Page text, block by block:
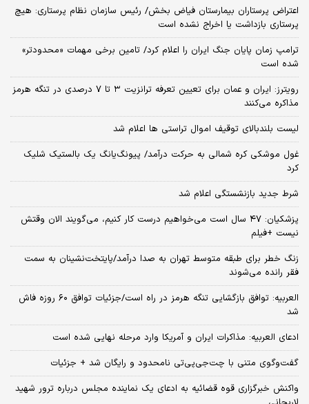
اعتراض پرستاران بیمارستان فیاض بخش/ رئیس سازمان نظام پرستاری: هیچ
پرستاری بازداشت یا اخراج نشده است
ترامپ زمان پایان جنگ ایران را اعلام کرد/ تامین برخی مهمات «محدودتر»
شده است
رویترز: ایران و عمان برای تعیین تعرفه ترانزیت ۳ تا ۷ درصدی در تنگه هرمز
مذاکره می‌کنند
لیست بلندبالای توقیف اموال تراستی ها اعلام شد
غول موشکی کره شمالی به حرکت درآمد/ پیونگ‌یانگ یک بالستیک شلیک
کرد
شرط جدید بازنشستگی اعلام شد
پزشکیان: ۴۷ سال است می‌خواهیم درست کار کنیم، می‌گویند الان وقتش
نیست +فیلم
زنگ خطر برای طبقه متوسط تهران به صدا درآمد/پایتخت‌نشینان به سمت
فقر رانده می‌شوند
العربیه: توافق بازگشایی تنگه هرمز در راه است/جزئیات توافق ۶۰ روزه فاش
شد
ادعای العربیه: مذاکرات ایران و آمریکا وارد مرحله نهایی شده است
گفت‌وگوی متنی با چت‌جی‌پی‌تی نامحدود و رایگان شد + جزئیات
واکنش خبرگزاری قوه قضائیه به ادعای یک نماینده مجلس درباره ترور شهید